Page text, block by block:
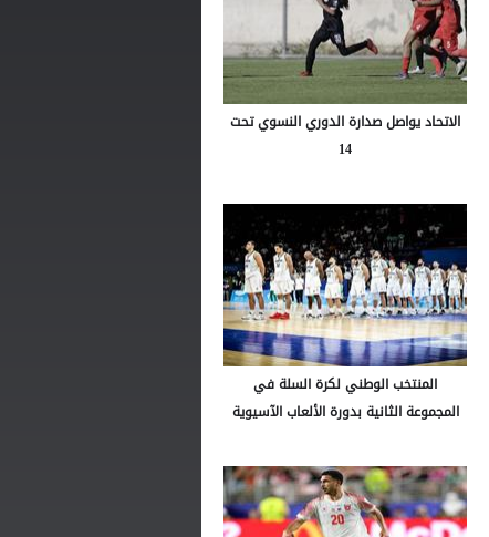
الاتحاد يواصل صدارة الدوري النسوي تحت
14
المنتخب الوطني لكرة السلة في
المجموعة الثانية بدورة الألعاب الآسيوية